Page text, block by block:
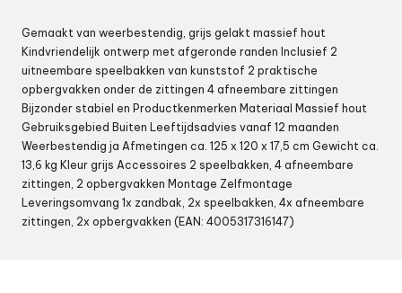
Gemaakt van weerbestendig, grijs gelakt massief hout
Kindvriendelijk ontwerp met afgeronde randen Inclusief 2
uitneembare speelbakken van kunststof 2 praktische
opbergvakken onder de zittingen 4 afneembare zittingen
Bijzonder stabiel en Productkenmerken Materiaal Massief hout
Gebruiksgebied Buiten Leeftijdsadvies vanaf 12 maanden
Weerbestendig ja Afmetingen ca. 125 x 120 x 17,5 cm Gewicht ca.
13,6 kg Kleur grijs Accessoires 2 speelbakken, 4 afneembare
zittingen, 2 opbergvakken Montage Zelfmontage
Leveringsomvang 1x zandbak, 2x speelbakken, 4x afneembare
zittingen, 2x opbergvakken (EAN: 4005317316147)